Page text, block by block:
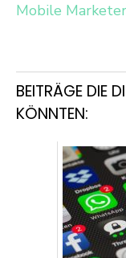
Mobile Marketer
BEITRÄGE DIE
KÖNNTEN: